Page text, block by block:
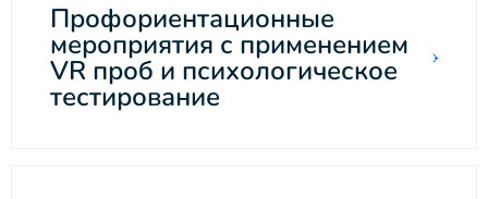
Профориентационные
мероприятия с применением
VR проб и психологическое
тестирование